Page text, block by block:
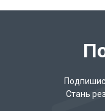
Стань